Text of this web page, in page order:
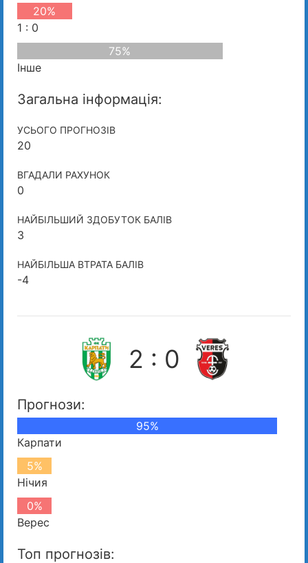
20%
1 : 0
75%
Інше
Загальна інформація:
УСЬОГО ПРОГНОЗІВ
20
ВГАДАЛИ РАХУНОК
0
НАЙБІЛЬШИЙ ЗДОБУТОК БАЛІВ
3
НАЙБІЛЬША ВТРАТА БАЛІВ
-4
2 : 0
Прогнози:
95%
Карпати
5%
Нічия
0%
Верес
Топ прогнозів: